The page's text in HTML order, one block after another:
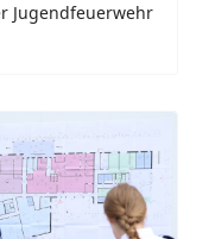
Jugendfeuerwehr